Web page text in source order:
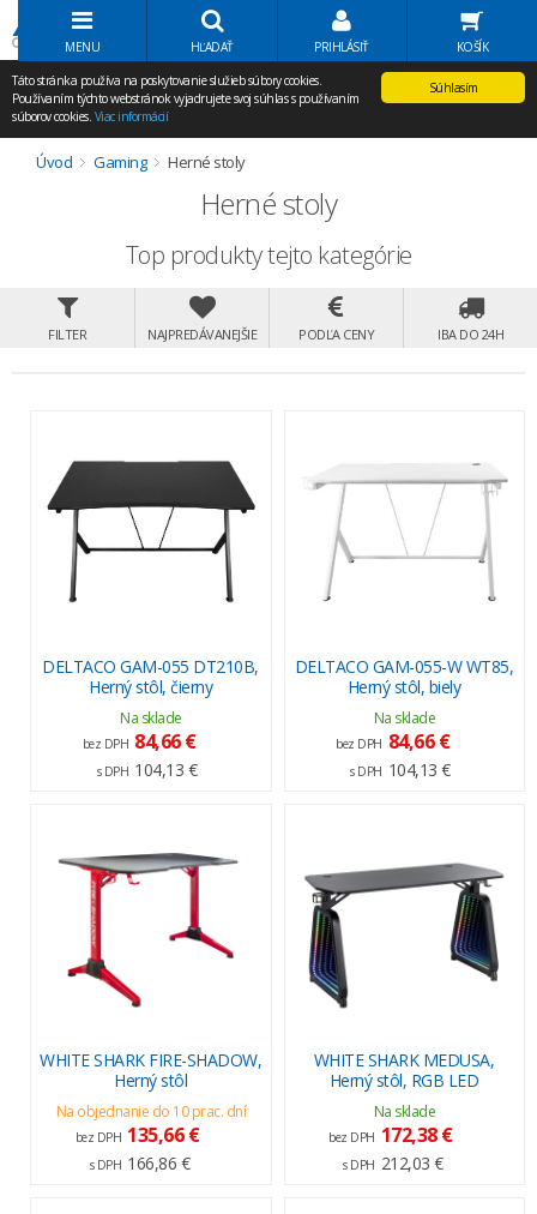
Volať Agem
MENU HĽADAŤ PRIHLÁSIŤ KOŠÍK
Súhlasím
Táto stránka používa na poskytovanie služieb súbory cookies.
Používaním týchto webstránok vyjadrujete svoj súhlas s používaním
súborov cookies. Viac informácií
Úvod Gaming Herné stoly
Herné stoly
Top produkty tejto kategórie
FILTER NAJPREDÁVANEJŠIE PODĽA CENY IBA DO 24H
DELTACO GAM-055 DT210B,
Herný stôl, čierny
Na sklade
bez DPH 84,66 €
s DPH 104,13 €
DELTACO GAM-055-W WT85,
Herný stôl, biely
Na sklade
bez DPH 84,66 €
s DPH 104,13 €
WHITE SHARK FIRE-SHADOW,
Herný stôl
Na objednanie do 10 prac. dní
bez DPH 135,66 €
s DPH 166,86 €
WHITE SHARK MEDUSA,
Herný stôl, RGB LED
Na sklade
bez DPH 172,38 €
s DPH 212,03 €